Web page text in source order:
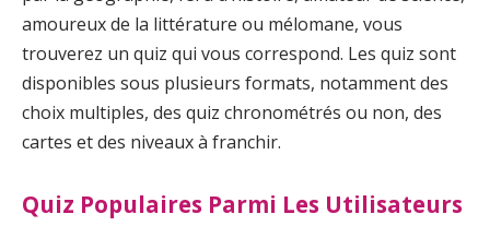
amoureux de la littérature ou mélomane, vous
trouverez un quiz qui vous correspond. Les quiz sont
disponibles sous plusieurs formats, notamment des
choix multiples, des quiz chronométrés ou non, des
cartes et des niveaux à franchir.
Quiz Populaires Parmi Les Utilisateurs